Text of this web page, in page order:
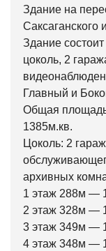
Здание на
Саксаганского
Здание
цоколь, 2
Главный и
Общая
1385м.кв.
Цоколь: 2
архивных
1 этаж 288м —
2 этаж 328м —
3 этаж 349м —
4 этаж 348м —